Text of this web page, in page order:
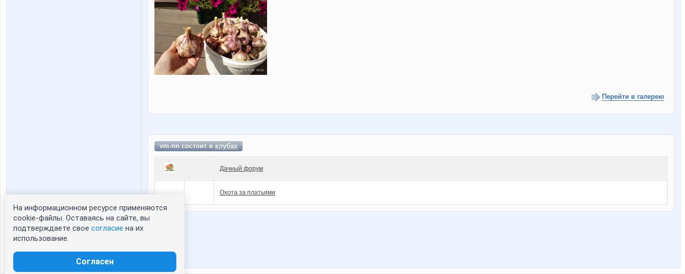
Статистика портрета:
сейчас просматривают портрет - 0
зарегистрированные пользователи
Перейти в галерею
vm-nn состоит вклубах
Дачный форум
Охота за платьями
На информационном ресурсе применяются
cookie-файлы. Оставаясь на сайте, вы
подтверждаете свое согласие на их
использование.
Согласен